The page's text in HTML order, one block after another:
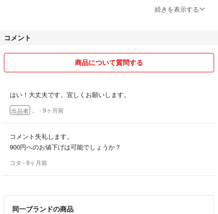
☆梱包材料はリサイクル用品を使いまして、一番安い送料で決めており
せ下さいm(_ _)m
☆主に自宅保管の不用品を出品しております。必ずしも美品とも限りま
せん。
ない事もあるかと思いますので、完璧を求められる方のご購入はご遠慮
下さい。
☆お取引の中で間違えてしまったり、要領の悪い事などもあり、お叱り
を受けたり、お許し頂いたり…日々勉強しながらお取引をさせて頂いて
おりますが、常に誠意を持って対応させて頂いております。どうぞよろ
続きを表示する
コメント
商品について質問する
はい！大丈夫です。宜しくお願いします。
出品者 。 - 9ヶ月前
コメント失礼します。
900円へのお値下げは可能でしょうか？
コタ - 9ヶ月前
同一ブランドの商品